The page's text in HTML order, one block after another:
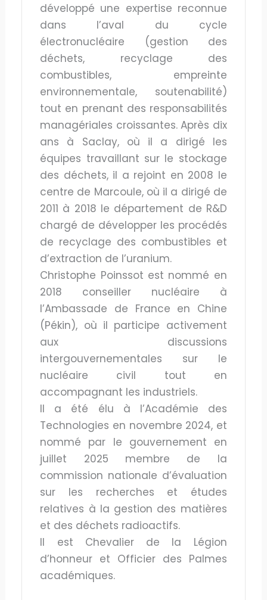
développé une expertise reconnue
dans l’aval du cycle
électronucléaire (gestion des
déchets, recyclage des
combustibles, empreinte
environnementale, soutenabilité)
tout en prenant des responsabilités
managériales croissantes. Après dix
ans à Saclay, où il a dirigé les
équipes travaillant sur le stockage
des déchets, il a rejoint en 2008 le
centre de Marcoule, où il a dirigé de
2011 à 2018 le département de R&D
chargé de développer les procédés
de recyclage des combustibles et
d’extraction de l’uranium.
Christophe Poinssot est nommé en
2018 conseiller nucléaire à
l’Ambassade de France en Chine
(Pékin), où il participe activement
aux discussions
intergouvernementales sur le
nucléaire civil tout en
accompagnant les industriels.
Il a été élu à l’Académie des
Technologies en novembre 2024, et
nommé par le gouvernement en
juillet 2025 membre de la
commission nationale d’évaluation
sur les recherches et études
relatives à la gestion des matières
et des déchets radioactifs.
Il est Chevalier de la Légion
d’honneur et Officier des Palmes
académiques.